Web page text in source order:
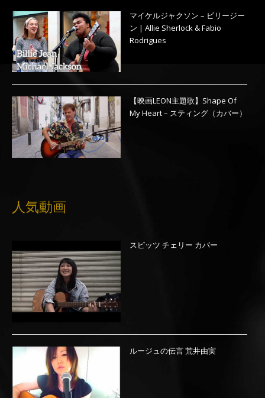
マイケルジャクソン – ビリージー
ン | Allie Sherlock & Fabio
Rodrigues
【映画LEON主題歌】Shape Of
My Heart – スティング（カバー）
人気動画
スピッツ チェリー カバー
ルージュの伝言 荒井由実